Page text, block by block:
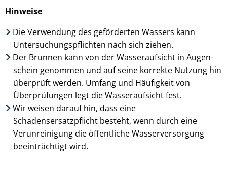
Hinweise
Die Verwendung des geförderten Wassers kann
Untersuchungs­pflichten nach sich ziehen.
Der Brunnen kann von der Wasseraufsicht in Augen­
schein genommen und auf seine korrekte Nutzung hin
überprüft werden. Umfang und Häufigkeit von
Überprüfungen legt die Wasser­aufsicht fest.
Wir weisen darauf hin, dass eine
Schadensersatzpflicht besteht, wenn durch eine
Verunreinigung die öffentliche Wasserversorgung
beeinträchtigt wird.